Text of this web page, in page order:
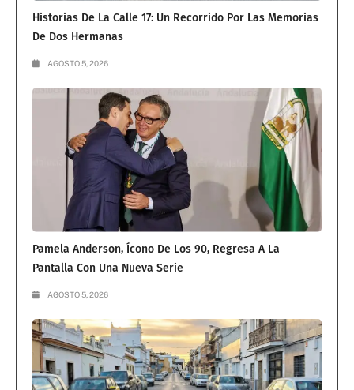
Historias De La Calle 17: Un Recorrido Por Las Memorias
De Dos Hermanas
AGOSTO 5, 2026
Pamela Anderson, Ícono De Los 90, Regresa A La
Pantalla Con Una Nueva Serie
AGOSTO 5, 2026